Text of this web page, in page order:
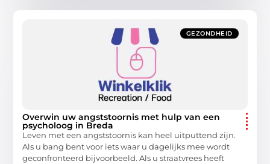
GEZONDHEID
Overwin uw angststoornis met hulp van een
psycholoog in Breda
Leven met een angststoornis kan heel uitputtend zijn.
Als u bang bent voor iets waar u dagelijks mee wordt
geconfronteerd bijvoorbeeld. Als u straatvrees heeft